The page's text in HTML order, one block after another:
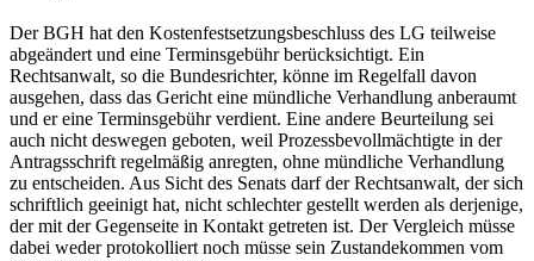
Der BGH hat den Kostenfestsetzungsbeschluss des LG teilweise
abgeändert und eine Terminsgebühr berücksichtigt. Ein
Rechtsanwalt, so die Bundesrichter, könne im Regelfall davon
ausgehen, dass das Gericht eine mündliche Verhandlung anberaumt
und er eine Terminsgebühr verdient. Eine andere Beurteilung sei
auch nicht deswegen geboten, weil Prozessbevollmächtigte in der
Antragsschrift regelmäßig anregten, ohne mündliche Verhandlung
zu entscheiden. Aus Sicht des Senats darf der Rechtsanwalt, der sich
schriftlich geeinigt hat, nicht schlechter gestellt werden als derjenige,
der mit der Gegenseite in Kontakt getreten ist. Der Vergleich müsse
dabei weder protokolliert noch müsse sein Zustandekommen vom